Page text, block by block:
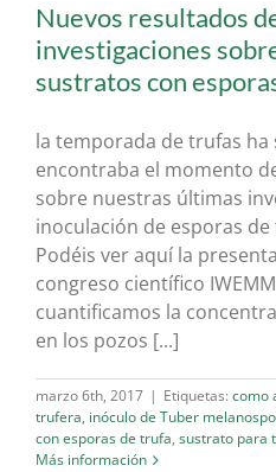
Nuevos resultados
investigaciones
sustratos con
la temporada de trufas ha
encontraba el momento
sobre nuestras últimas
inoculación de esporas
Podéis ver aquí la
congreso científico
cuantificamos la
en los pozos [...]
marzo 6th, 2017 | Etiquetas: como
trufera, inóculo de Tuber
con esporas de trufa, sustrato para
Más información